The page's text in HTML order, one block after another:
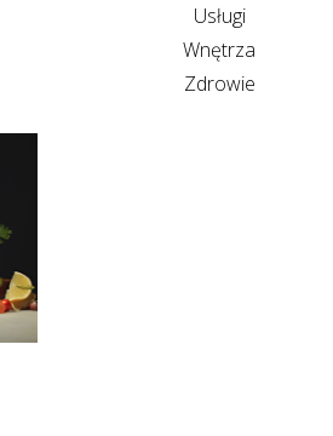
Usługi
Wnętrza
Zdrowie